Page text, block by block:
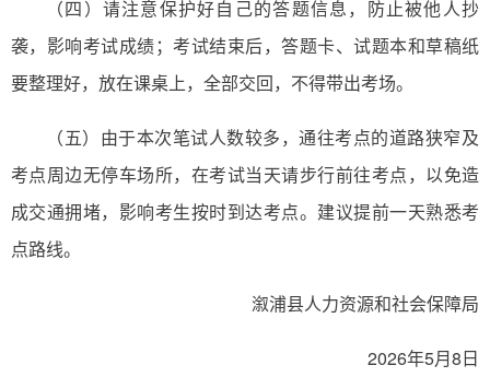
（四）请注意保护好自己的答题信息，防止被他人抄
袭，影响考试成绩；考试结束后，答题卡、试题本和草稿纸
要整理好，放在课桌上，全部交回，不得带出考场。
（五）由于本次笔试人数较多，通往考点的道路狭窄及
考点周边无停车场所，在考试当天请步行前往考点，以免造
成交通拥堵，影响考生按时到达考点。建议提前一天熟悉考
点路线。
溆浦县人力资源和社会保障局
2026年5月8日